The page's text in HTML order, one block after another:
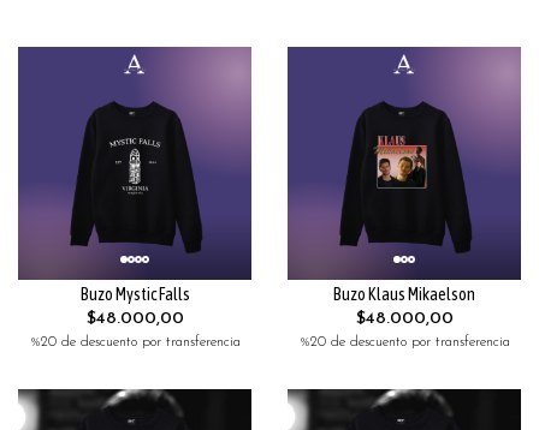
Buzo Mystic Falls
$48.000,00
%20 de descuento por transferencia
Buzo Klaus Mikaelson
$48.000,00
%20 de descuento por transferencia